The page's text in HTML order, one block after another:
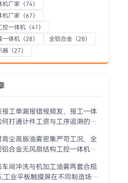
机厂家 （74）
机厂家 （67）
控一体机（41）
一体机（28） 全铝合金（28）
器（27）
报工单漏报错报频发，报工一体
何打通计件工资与工序追溯的数
高尘高振油雾密集严苛工况，全
铝合金无风扇结构工控一体机如
车间冲洗与机加工油雾两套合规
,工业平板触摸屏在不同制造场景